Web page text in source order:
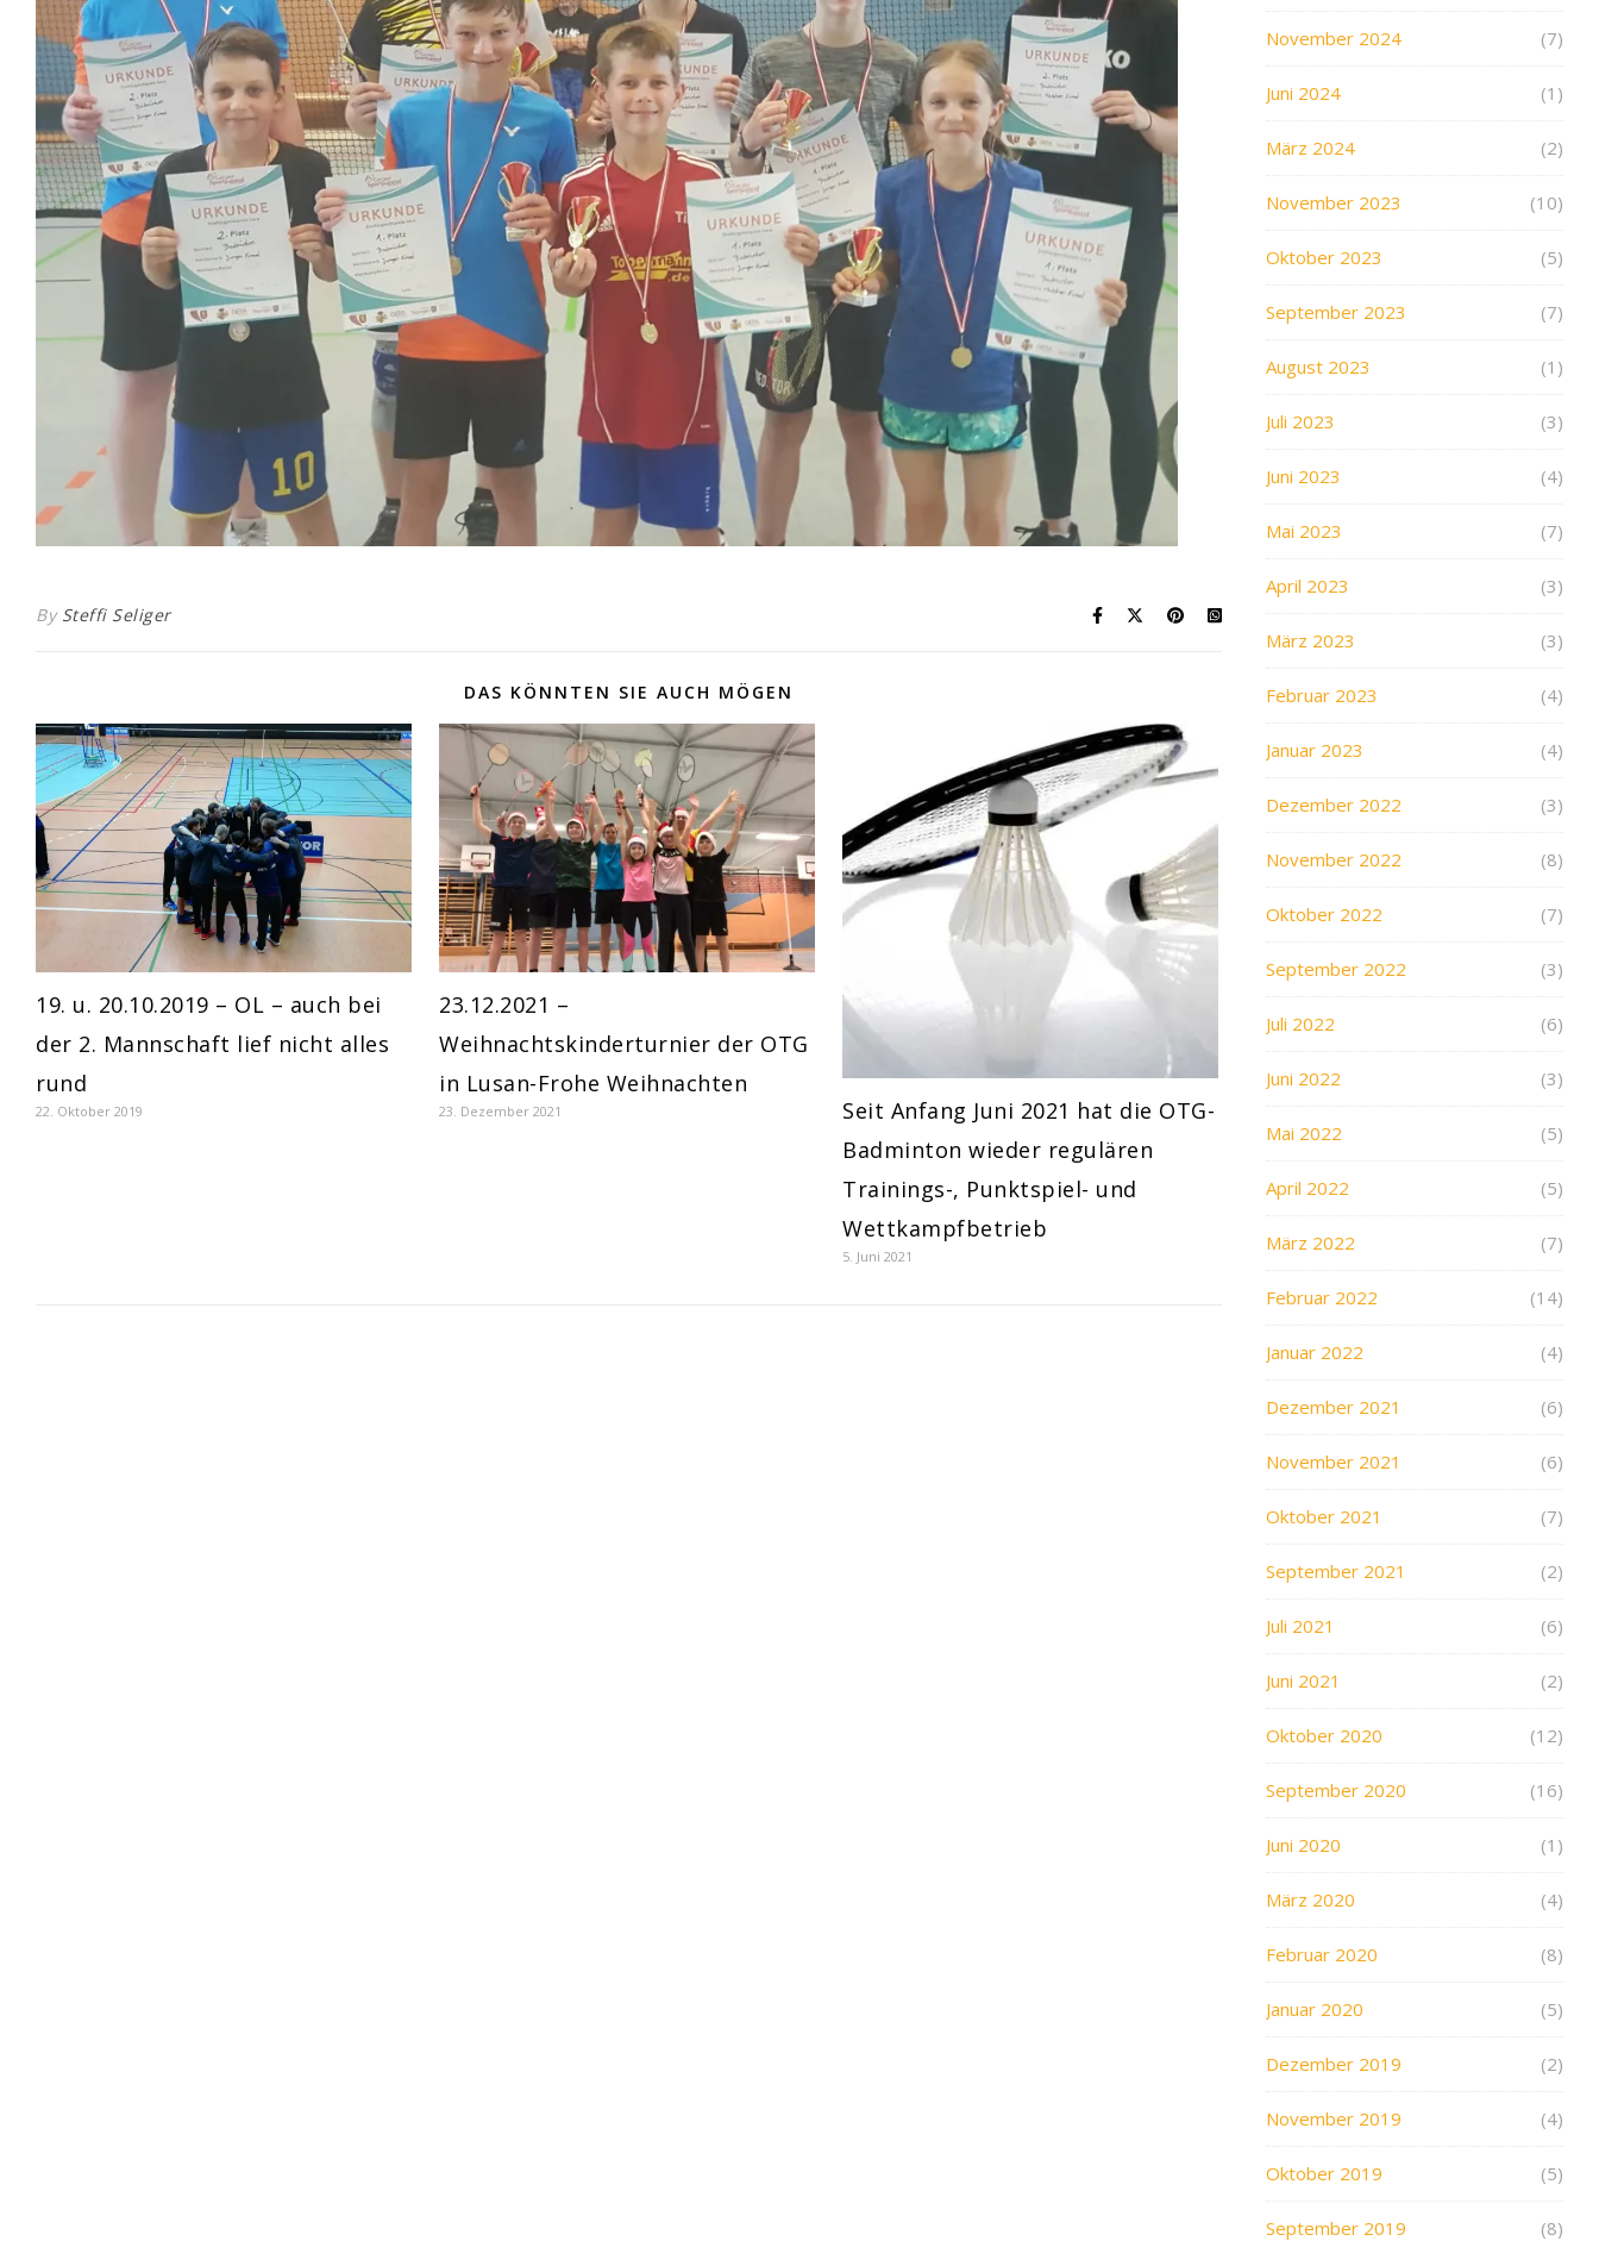
By Steffi Seliger
DAS KÖNNTEN SIE AUCH MÖGEN
19. u. 20.10.2019 – OL – auch bei
der 2. Mannschaft lief nicht alles
rund
22. Oktober 2019
23.12.2021 –
Weihnachtskinderturnier der OTG
in Lusan-Frohe Weihnachten
23. Dezember 2021
Seit Anfang Juni 2021 hat die OTG-
Badminton wieder regulären
Trainings-, Punktspiel- und
Wettkampfbetrieb
5. Juni 2021
November 2024 (7)
Juni 2024 (1)
März 2024 (2)
November 2023 (10)
Oktober 2023 (5)
September 2023 (7)
August 2023 (1)
Juli 2023 (3)
Juni 2023 (4)
Mai 2023 (7)
April 2023 (3)
März 2023 (3)
Februar 2023 (4)
Januar 2023 (4)
Dezember 2022 (3)
November 2022 (8)
Oktober 2022 (7)
September 2022 (3)
Juli 2022 (6)
Juni 2022 (3)
Mai 2022 (5)
April 2022 (5)
März 2022 (7)
Februar 2022 (14)
Januar 2022 (4)
Dezember 2021 (6)
November 2021 (6)
Oktober 2021 (7)
September 2021 (2)
Juli 2021 (6)
Juni 2021 (2)
Oktober 2020 (12)
September 2020 (16)
Juni 2020 (1)
März 2020 (4)
Februar 2020 (8)
Januar 2020 (5)
Dezember 2019 (2)
November 2019 (4)
Oktober 2019 (5)
September 2019 (8)